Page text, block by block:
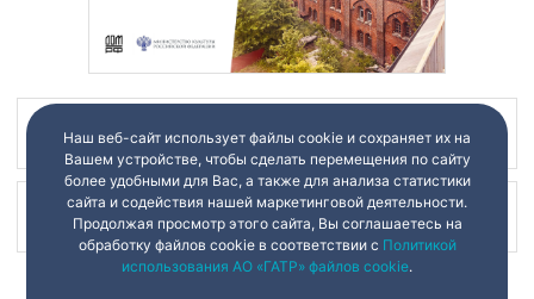
Наш канал в
Наш канал в
Наш веб-сайт использует файлы cookie и сохраняет их на
Вашем устройстве, чтобы сделать перемещения по сайту
более удобными для Вас, а также для анализа статистики
сайта и содействия нашей маркетинговой деятельности.
Продолжая просмотр этого сайта, Вы соглашаетесь на
обработку файлов cookie в соответствии с Политикой
использования АО «ГАТР» файлов cookie.